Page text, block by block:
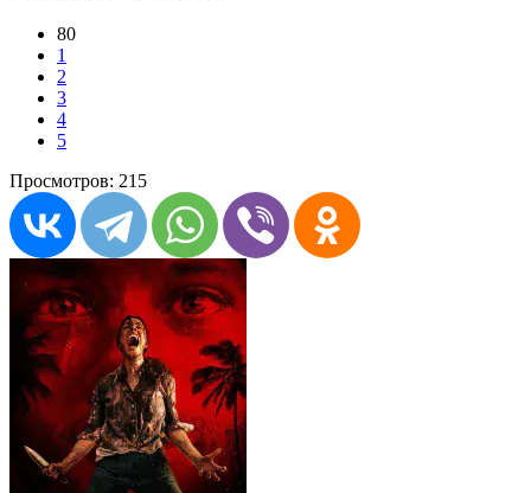
80
1
2
3
4
5
Просмотров: 215